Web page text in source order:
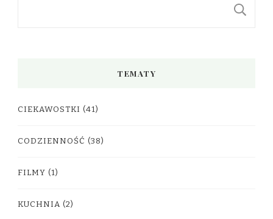
TEMATY
CIEKAWOSTKI (41)
CODZIENNOŚĆ (38)
FILMY (1)
KUCHNIA (2)